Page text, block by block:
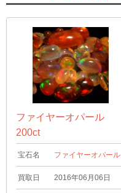
ファイヤーオパール
200ct
宝石名 ファイヤーオパール
買取日 2016年06月06日